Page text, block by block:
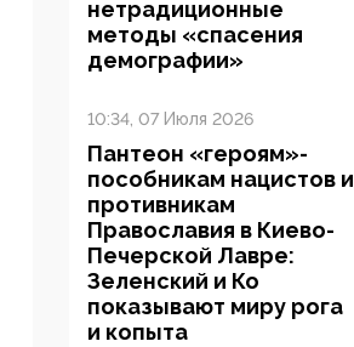
нетрадиционные
методы «спасения
демографии»
10:34, 07 Июля 2026
Пантеон «героям»-
пособникам нацистов и
противникам
Православия в Киево-
Печерской Лавре:
Зеленский и Ко
показывают миру рога
и копыта